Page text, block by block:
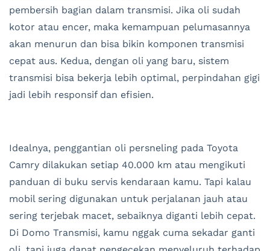
pembersih bagian dalam transmisi. Jika oli sudah
kotor atau encer, maka kemampuan pelumasannya
akan menurun dan bisa bikin komponen transmisi
cepat aus. Kedua, dengan oli yang baru, sistem
transmisi bisa bekerja lebih optimal, perpindahan gigi
jadi lebih responsif dan efisien.
Idealnya, penggantian oli persneling pada Toyota
Camry dilakukan setiap 40.000 km atau mengikuti
panduan di buku servis kendaraan kamu. Tapi kalau
mobil sering digunakan untuk perjalanan jauh atau
sering terjebak macet, sebaiknya diganti lebih cepat.
Di Domo Transmisi, kamu nggak cuma sekadar ganti